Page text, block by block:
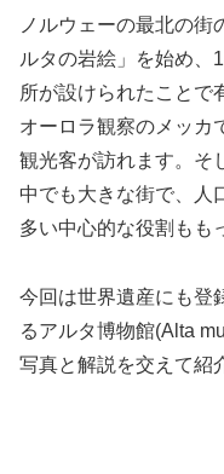
ノルウェーの最北の街
ルタの岩絵」を始め、
所が設けられたことで
オーロラ観察のメッカ
観光客が訪れます。そ
中でも大きな街で、人
多い中心的な役割もも
今回は世界遺産にも登
るアルタ博物館(Alta
写真と解説を交えて紹